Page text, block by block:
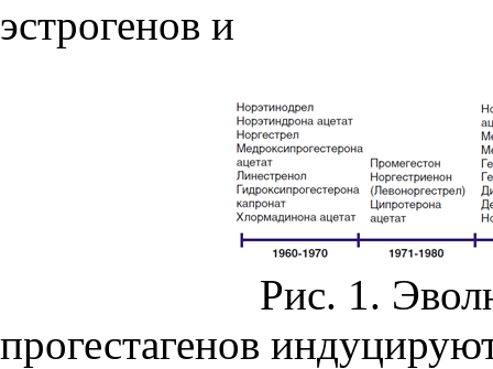
эстрогенов и
Рис. 1.
прогестагенов